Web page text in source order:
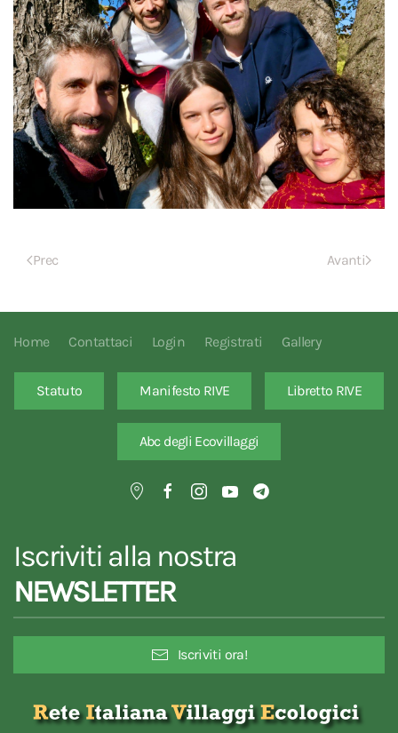
Prec Avanti
Home Contattaci Login Registrati Gallery
Statuto Manifesto RIVE Libretto RIVE
Abc degli Ecovillaggi
Iscriviti alla nostra
NEWSLETTER
Iscriviti ora!